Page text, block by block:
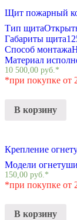
Щит пожарный
Тип щита
Габариты щита
Способ монтажа
Материал
10 500,00 руб.*
*при покупке от
В корзину
Крепление
Модели
150,00 руб. *
*при покупке от
В корзину